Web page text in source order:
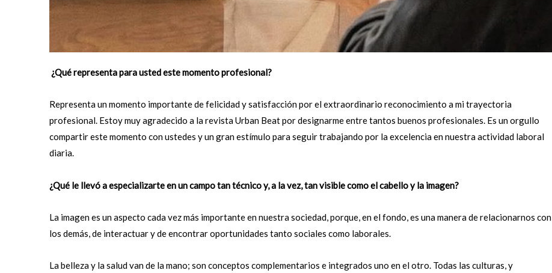
¿Qué representa para usted este momento profesional?
Representa un momento importante de felicidad y satisfacción por el extraordinario reconocimiento a mi trayectoria
profesional. Estoy muy agradecido a la revista Urban Beat por designarme entre tantos buenos profesionales. Es un orgullo
compartir este momento con ustedes y un gran estímulo para seguir trabajando por la excelencia en nuestra actividad laboral
diaria.
¿Qué le llevó a especializarte en un campo tan técnico y, a la vez, tan visible como el cabello y la imagen?
La imagen es un aspecto cada vez más importante en nuestra sociedad, porque, en el fondo, es una manera de relacionarnos con
los demás, de interactuar y de encontrar oportunidades tanto sociales como laborales.
La belleza y la salud van de la mano; son conceptos complementarios e integrados uno en el otro. Todas las culturas, y